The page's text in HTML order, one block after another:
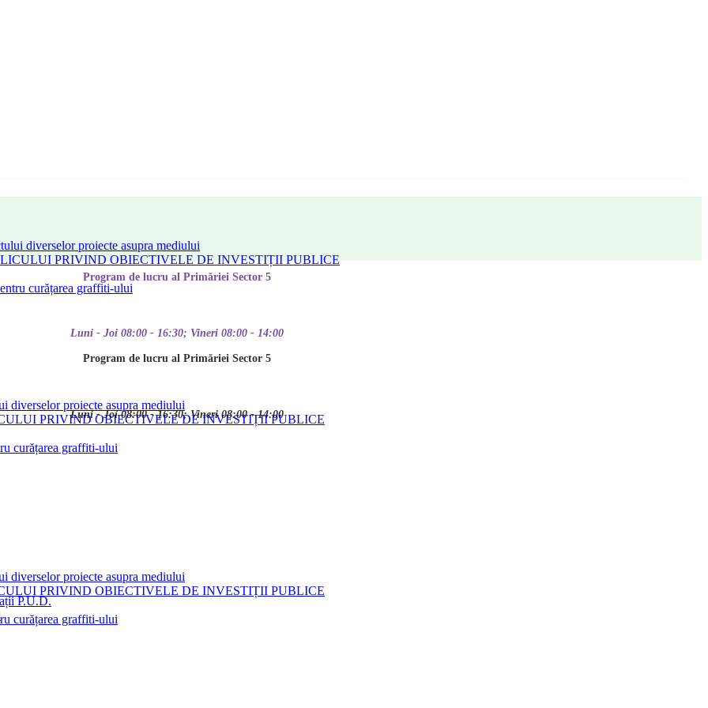
diverselor proiecte asupra mediului
PRIVIND OBIECTIVELE DE INVESTIȚII PUBLICE
curățarea graffiti-ului
P.U.D.
Program de lucru al Primăriei Sector 5
Luni - Joi 08:00 - 16:30; Vineri 08:00 - 14:00
Program de lucru al Primăriei Sector 5
Luni - Joi 08:00 - 16:30; Vineri 08:00 - 14:00
diverselor proiecte asupra mediului
PRIVIND OBIECTIVELE DE INVESTIȚII PUBLICE
curățarea graffiti-ului
diverselor proiecte asupra mediului
PRIVIND OBIECTIVELE DE INVESTIȚII PUBLICE
curățarea graffiti-ului